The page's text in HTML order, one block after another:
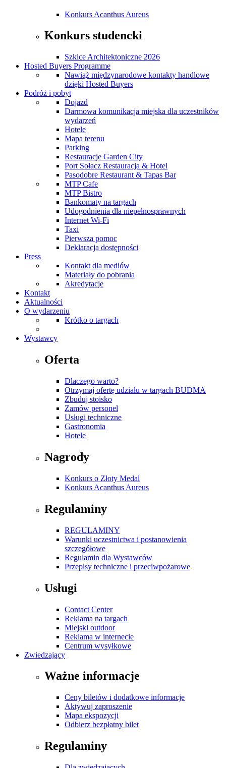
Konkurs Acanthus Aureus
Konkurs studencki
Szkice Architektoniczne 2026
Hosted Buyers Programme
Nawiąż międzynarodowe kontakty handlowe
dzięki Hosted Buyers
Podróż i pobyt
Dojazd
Darmowa komunikacja miejska dla uczestników
wydarzeń
Hotele
Mapa terenu
Parking
Restauracje Garden City
Port Sołacz Restauracja & Hotel
Pasodobre Restaurant & Tapas Bar
MTP Cafe
MTP Bistro
Bankomaty na targach
Udogodnienia dla niepełnosprawnych
Internet Wi-Fi
Taxi
Pierwsza pomoc
Deklaracja dostępności
Press
Kontakt dla mediów
Materiały do pobrania
Akredytacje
Kontakt
Aktualności
O wydarzeniu
Krótko o targach
Wystawcy
Oferta
Dlaczego warto?
Otrzymaj ofertę udziału w targach BUDMA
Zbuduj stoisko
Zamów personel
Usługi techniczne
Gastronomia
Hotele
Nagrody
Konkurs o Złoty Medal
Konkurs Acanthus Aureus
Regulaminy
REGULAMINY
Warunki uczestnictwa i postanowienia
szczegółowe
Regulamin dla Wystawców
Przepisy techniczne i przeciwpożarowe
Usługi
Contact Center
Reklama na targach
Miejski outdoor
Reklama w internecie
Centrum wysyłkowe
Zwiedzający
Ważne informacje
Ceny biletów i dodatkowe informacje
Aktywuj zaproszenie
Mapa ekspozycji
Odbierz bezpłatny bilet
Regulaminy